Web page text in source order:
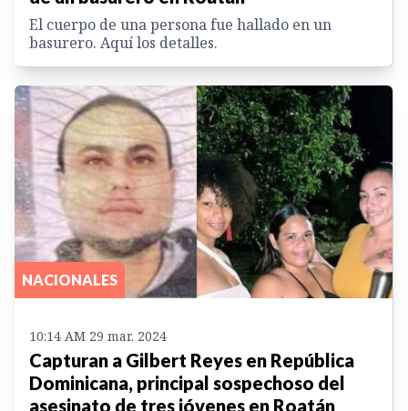
El cuerpo de una persona fue hallado en un
basurero. Aquí los detalles.
NACIONALES
10:14 AM 29 mar. 2024
Capturan a Gilbert Reyes en República
Dominicana, principal sospechoso del
asesinato de tres jóvenes en Roatán